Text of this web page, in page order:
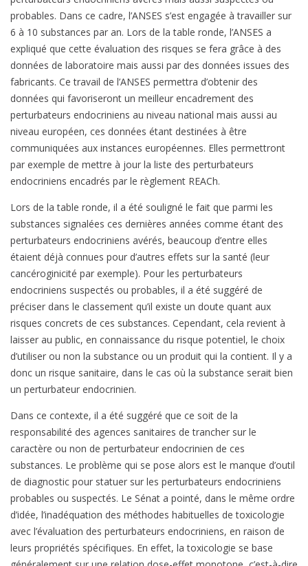
probables. Dans ce cadre, l’ANSES s’est engagée à travailler sur
6 à 10 substances par an. Lors de la table ronde, l’ANSES a
expliqué que cette évaluation des risques se fera grâce à des
données de laboratoire mais aussi par des données issues des
fabricants. Ce travail de l’ANSES permettra d’obtenir des
données qui favoriseront un meilleur encadrement des
perturbateurs endocriniens au niveau national mais aussi au
niveau européen, ces données étant destinées à être
communiquées aux instances européennes. Elles permettront
par exemple de mettre à jour la liste des perturbateurs
endocriniens encadrés par le règlement REACh.
Lors de la table ronde, il a été souligné le fait que parmi les
substances signalées ces dernières années comme étant des
perturbateurs endocriniens avérés, beaucoup d’entre elles
étaient déjà connues pour d’autres effets sur la santé (leur
cancéroginicité par exemple). Pour les perturbateurs
endocriniens suspectés ou probables, il a été suggéré de
préciser dans le classement qu’il existe un doute quant aux
risques concrets de ces substances. Cependant, cela revient à
laisser au public, en connaissance du risque potentiel, le choix
d’utiliser ou non la substance ou un produit qui la contient. Il y a
donc un risque sanitaire, dans le cas où la substance serait bien
un perturbateur endocrinien.
Dans ce contexte, il a été suggéré que ce soit de la
responsabilité des agences sanitaires de trancher sur le
caractère ou non de perturbateur endocrinien de ces
substances. Le problème qui se pose alors est le manque d’outil
de diagnostic pour statuer sur les perturbateurs endocriniens
probables ou suspectés. Le Sénat a pointé, dans le même ordre
d’idée, l’inadéquation des méthodes habituelles de toxicologie
avec l’évaluation des perturbateurs endocriniens, en raison de
leurs propriétés spécifiques. En effet, la toxicologie se base